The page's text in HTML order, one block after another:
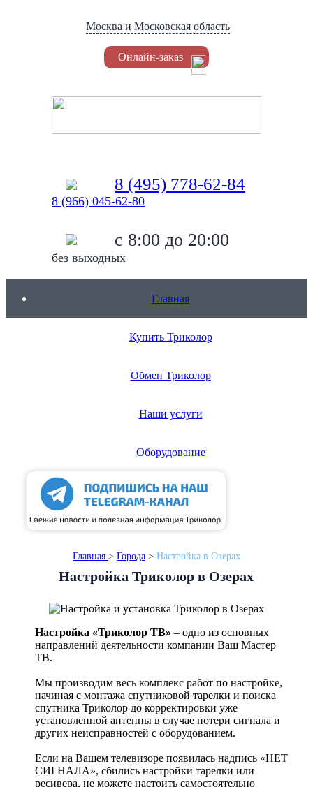
Москва и Московская область
Онлайн-заказ
8 (495) 778-62-84
8 (966) 045-62-80
c 8:00 до 20:00
без выходных
Главная
Купить Триколор
Обмен Триколор
Наши услуги
Оборудование
Цены
Монтаж в день обращения
Бесплатный выезд
Главная > Города> Настройка в Озерах
Настройка Триколор в Озерах
Настройка «Триколор ТВ» – одно из основных
направлений деятельности компании Ваш Мастер
ТВ.
Мы производим весь комплекс работ по настройке,
начиная с монтажа спутниковой тарелки и поиска
спутника Триколор до корректировки уже
установленной антенны в случае потери сигнала и
других неисправностей с оборудованием.
Если на Вашем телевизоре появилась надпись «НЕТ
СИГНАЛА», сбились настройки тарелки или
ресивера, не можете настоить самостоятельно